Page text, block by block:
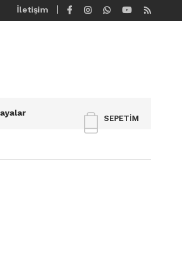
İletişim
SEPETIM